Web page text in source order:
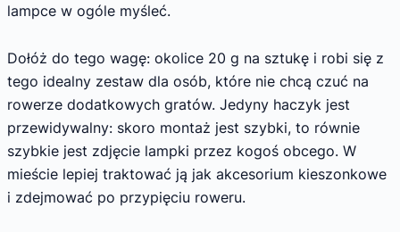
lampce w ogóle myśleć.
Dołóż do tego wagę: okolice 20 g na sztukę i robi się z
tego idealny zestaw dla osób, które nie chcą czuć na
rowerze dodatkowych gratów. Jedyny haczyk jest
przewidywalny: skoro montaż jest szybki, to równie
szybkie jest zdjęcie lampki przez kogoś obcego. W
mieście lepiej traktować ją jak akcesorium kieszonkowe
i zdejmować po przypięciu roweru.